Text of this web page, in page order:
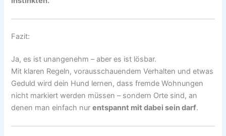
Fazit:
Ja, es ist unangenehm – aber es ist lösbar.
Mit klaren Regeln, vorausschauendem Verhalten und etwas
Geduld wird dein Hund lernen, dass fremde Wohnungen
nicht markiert werden müssen – sondern Orte sind, an
denen man einfach nurentspannt mit dabei sein darf.